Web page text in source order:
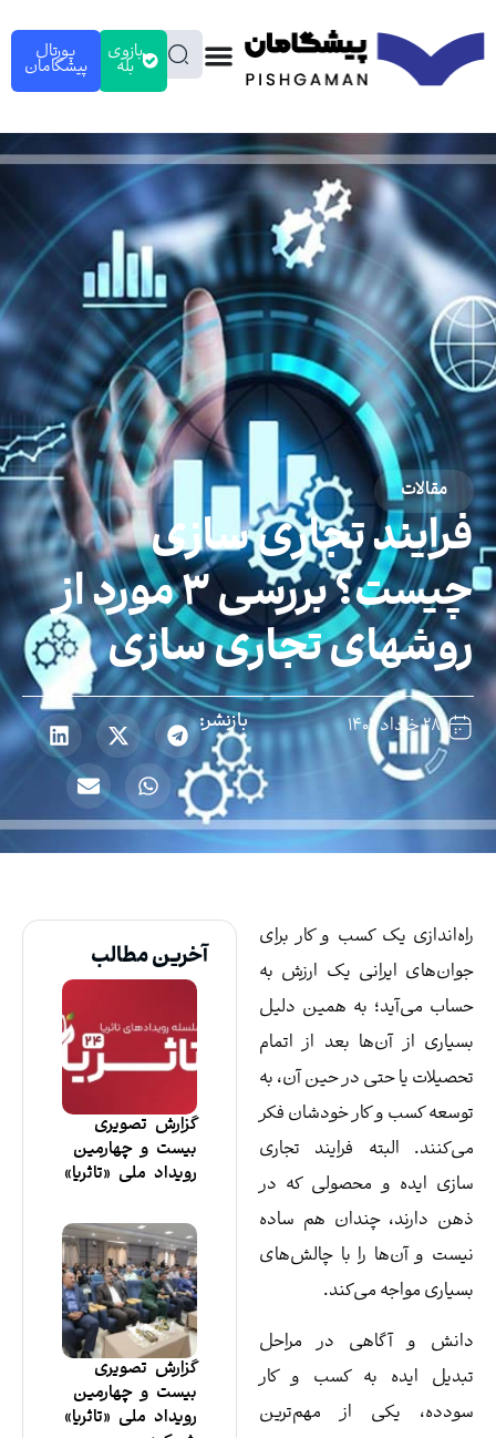
بازوی
بله
پورتال
پیشگامان
مقالات
تجاری سازی
چیست؟ بررسی ۳ مورد از
تجاری سازی
۲۸ خرداد ۱۴۰۲ بازنشر:
یک کسب و کار برای
ایرانی یک ارزش به
می‌آید؛ به همین دلیل
از آن‌ها بعد از اتمام
یا حتی در حین آن، به
کسب و کار خودشان فکر
البته فرایند تجاری
ایده و محصولی که در
دارند، چندان هم ساده
و آن‌ها را با چالش‌های
مواجه می‌کند.
و آگاهی در مراحل
ایده به کسب و کار
یکی از مهم‌ترین
آخرین مطالب
گزارش تصویری
بیست و چهارمین
رویداد ملی «تاثریا»
گزارش تصویری
بیست و چهارمین
رویداد ملی «تاثریا»